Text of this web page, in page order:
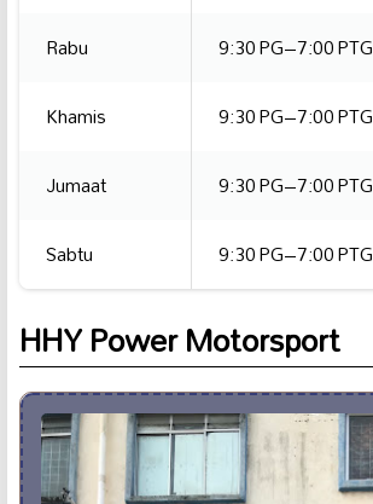
Rabu
9:30 PG–7:00 PTG
Khamis
9:30 PG–7:00 PTG
Jumaat
9:30 PG–7:00 PTG
Sabtu
9:30 PG–7:00 PTG
HHY Power Motorsport